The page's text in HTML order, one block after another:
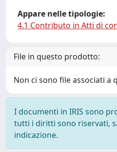
Appare nelle tipologie:
4.1 Contributo in Atti di
File in questo prodotto:
Non ci sono file associati a
I documenti in IRIS sono
tutti i diritti sono riservati,
indicazione.